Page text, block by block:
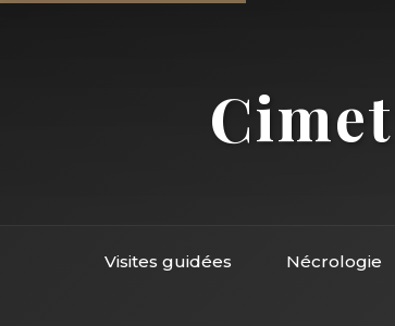
Visites guidées Nécrologie